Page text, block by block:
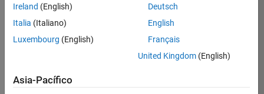
su
contraseña?
Ireland (English)
Italia (Italiano)
Luxembourg (English)
Deutsch
English
Français
United Kingdom(English)
Asia-Pacífico